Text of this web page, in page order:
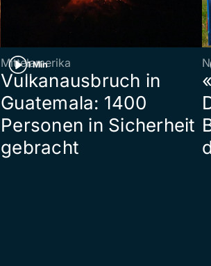
1 Min
Mittelamerika
Vulkanausbruch in
Guatemala: 1400
Personen in Sicherheit
gebracht